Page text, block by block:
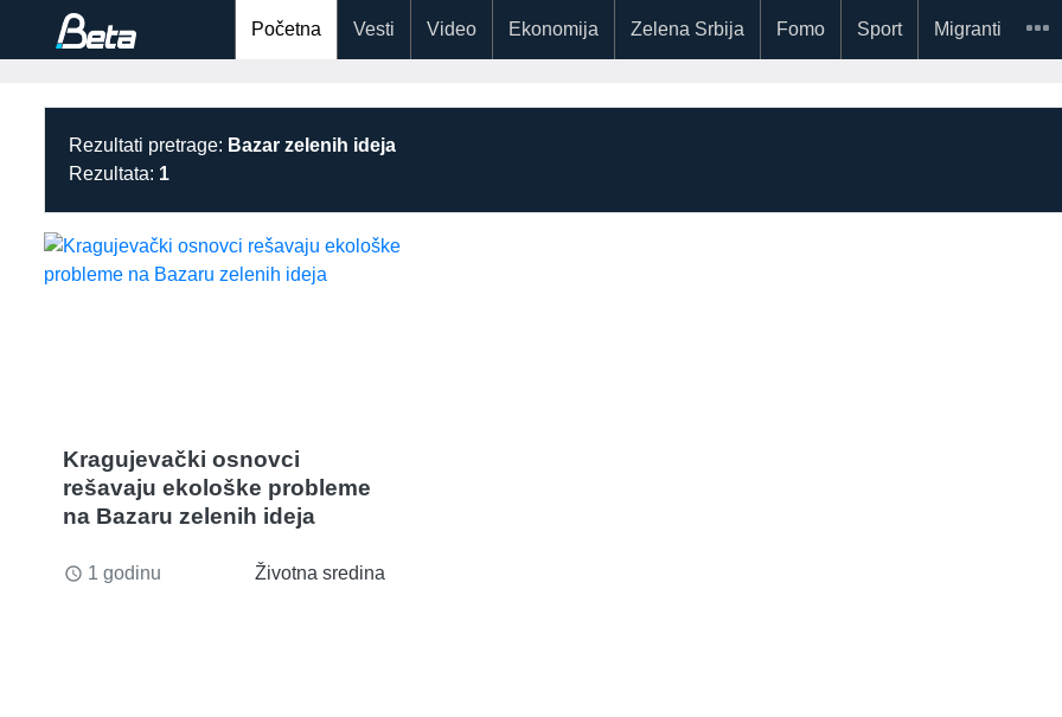
Početna Vesti Video Ekonomija Zelena Srbija Fomo Sport Migranti
Rezultati pretrage: Bazar zelenih ideja
Rezultata: 1
Kragujevački osnovci
rešavaju ekološke probleme
na Bazaru zelenih ideja
access_time 1 godinu Životna sredina